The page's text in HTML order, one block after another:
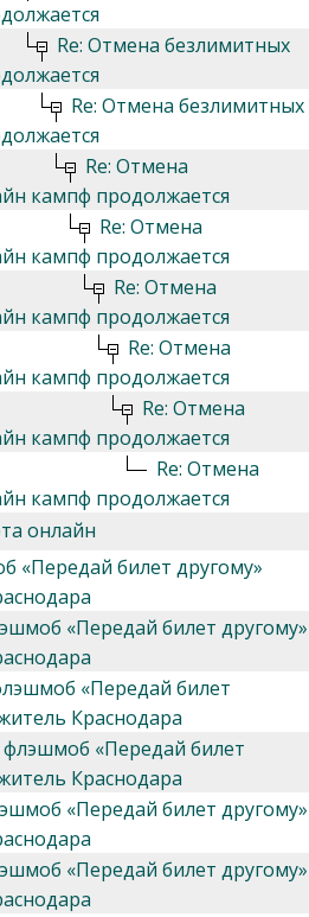
Re: Отмена безлимитных
Re: Отмена безлимитных
Re: Отмена
кампф продолжается
Re: Отмена
кампф продолжается
Re: Отмена
кампф продолжается
Re: Отмена
кампф продолжается
Re: Отмена
кампф продолжается
Re: Отмена
кампф продолжается
онлайн
«Передай билет другому»
«Передай билет другому»
«Передай билет
Краснодара
флэшмоб «Передай билет
Краснодара
«Передай билет другому»
«Передай билет другому»